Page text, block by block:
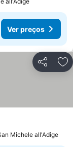
Ver preços
Partilhar
Michele all'Adige